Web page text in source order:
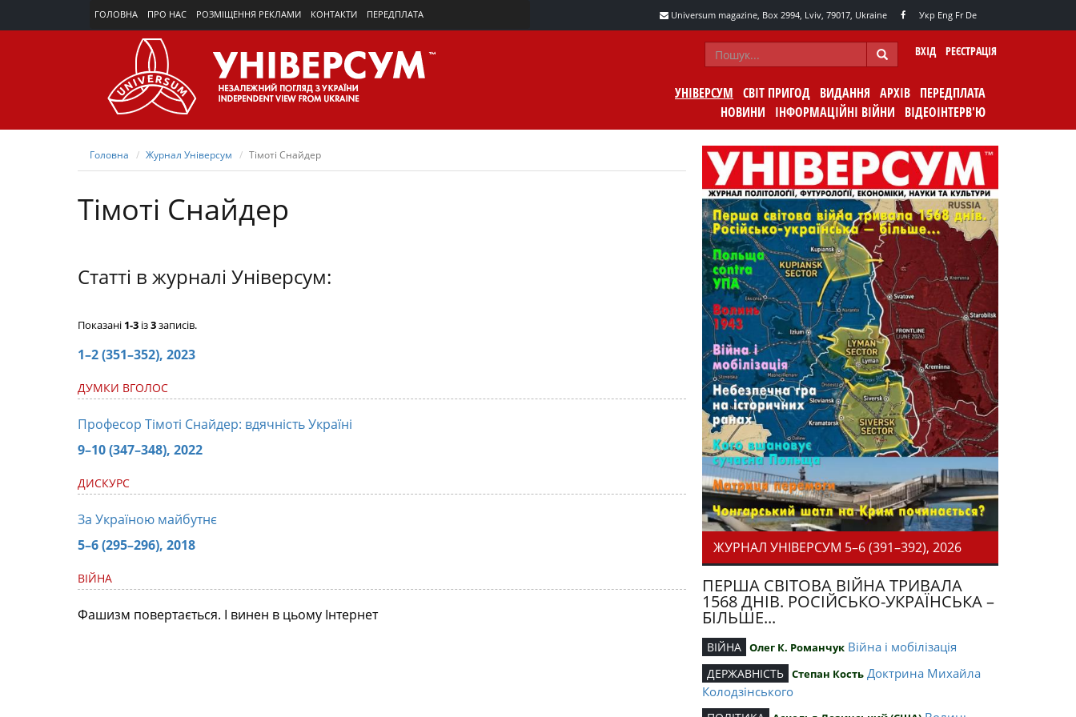
ГОЛОВНА ПРО НАС РОЗМІЩЕННЯ РЕКЛАМИ КОНТАКТИ ПЕРЕДПЛАТА Universum magazine, Box 2994, Lviv, 79017, Ukraine Укр Eng Fr De
ВХІД РЕЄСТРАЦІЯ
УНІВЕРСУМ СВІТ ПРИГОД ВИДАННЯ АРХІВ ПЕРЕДПЛАТА
НОВИНИ
ІНФОРМАЦІЙНІ ВІЙНИ ВІДЕОІНТЕРВ'Ю
Головна Журнал Універсум Тімоті Снайдер
Тімоті Снайдер
Статті в журналі Універсум:
Показані 1-3 із3записів.
1–2 (351–352), 2023
ДУМКИ ВГОЛОС
Професор Тімоті Снайдер: вдячність Україні
9–10 (347–348), 2022
ДИСКУРС
За Україною майбутнє
5–6 (295–296), 2018
ВІЙНА
Фашизм повертається. І винен в цьому Інтернет
ЖУРНАЛ УНІВЕРСУМ 5–6 (391–392), 2026
ПЕРША СВІТОВА ВІЙНА ТРИВАЛА
1568 ДНІВ. РОСІЙСЬКО-УКРАЇНСЬКА –
БІЛЬШЕ...
ВІЙНА Олег К. Романчук Війна і мобілізація
ДЕРЖАВНІСТЬ Степан Кость Доктрина Михайла
Колодзінського